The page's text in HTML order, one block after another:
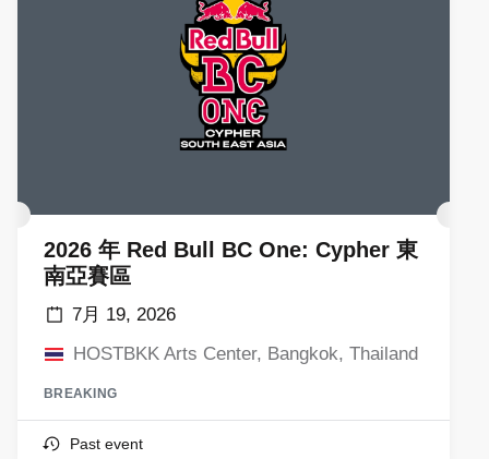
2026 年 Red Bull BC One: Cypher 東
南亞賽區
7月 19, 2026
HOSTBKK Arts Center, Bangkok, Thailand
BREAKING
Past event